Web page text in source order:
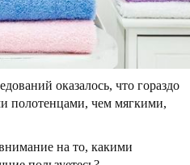
оказалось, что гораздо
полотенцами, чем мягкими,
на то, какими